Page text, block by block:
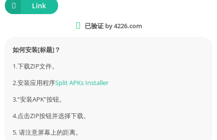
Link
已验证 by 4226.com
如何安装[标题]？
1.下载ZIP文件。
2.安装应用程序Split APKs Installer
3.“安装APK”按钮。
4.点击ZIP按钮并选择下载。
5. 请注意屏幕上的距离。